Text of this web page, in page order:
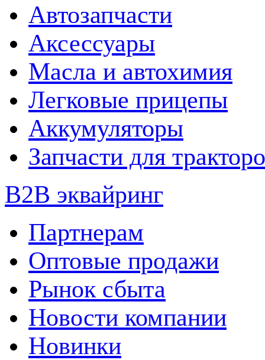
Автозапчасти
Аксессуары
Масла и автохимия
Легковые прицепы
Аккумуляторы
Запчасти для
B2B эквайринг
Партнерам
Оптовые продажи
Рынок сбыта
Новости компании
Новинки